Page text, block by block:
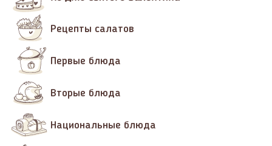
Рецепты салатов
Первые блюда
Вторые блюда
Национальные блюда